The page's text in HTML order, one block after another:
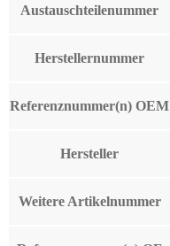
Austauschteilenummer
Herstellernummer
Referenznummer(n) OEM
Hersteller
Weitere Artikelnummer